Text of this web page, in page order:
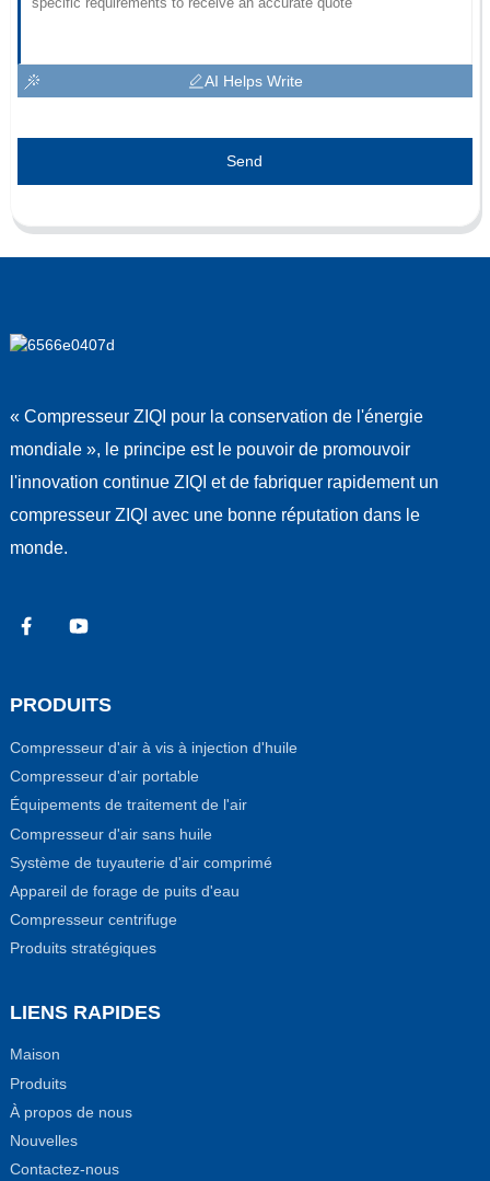
AI Helps Write
Send
« Compresseur ZIQI pour la conservation de l'énergie
mondiale », le principe est le pouvoir de promouvoir
l'innovation continue ZIQI et de fabriquer rapidement un
compresseur ZIQI avec une bonne réputation dans le
monde.
PRODUITS
Compresseur d'air à vis à injection d'huile
Compresseur d'air portable
Équipements de traitement de l'air
Compresseur d'air sans huile
Système de tuyauterie d'air comprimé
Appareil de forage de puits d'eau
Compresseur centrifuge
Produits stratégiques
LIENS RAPIDES
Maison
Produits
À propos de nous
Nouvelles
Contactez-nous